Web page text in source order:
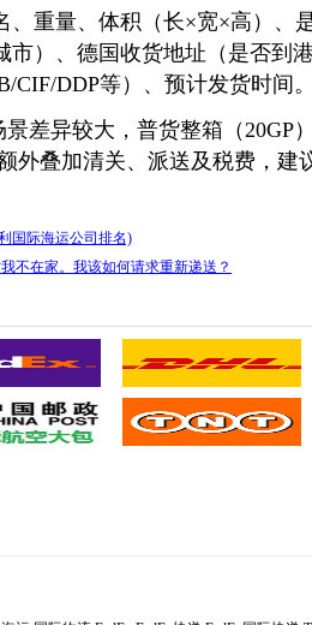
、重量、体积（长×宽×高）、
市）、德国收货地址（是否到
CIF/DDP等）、预计发货时间
景差异较大，普货整箱（20GP
外叠加清关、派送及税费，
国际海运公司排名)
不在家。我该如何请求重新递送？